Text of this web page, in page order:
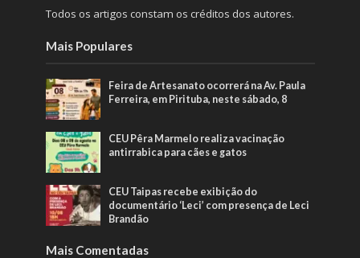
Todos os artigos constam os créditos dos autores.
Mais Populares
Feira de Artesanato ocorrerá na Av. Paula
Ferreira, em Pirituba, neste sábado, 8
CEU Pêra Marmelo realiza vacinação
antirrabica para cães e gatos
CEU Taipas recebe exibição do
documentário ‘Leci’ com presença de Leci
Brandão
Mais Comentadas